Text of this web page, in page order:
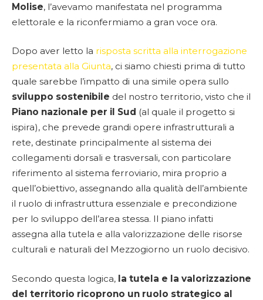
Molise, l’avevamo manifestata nel programma
elettorale e la riconfermiamo a gran voce ora.
Dopo aver letto la risposta scritta alla interrogazione
presentata alla Giunta, ci siamo chiesti prima di tutto
quale sarebbe l’impatto di una simile opera sullo
sviluppo sostenibile del nostro territorio, visto che il
Piano nazionale per il Sud (al quale il progetto si
ispira), che prevede grandi opere infrastrutturali a
rete, destinate principalmente al sistema dei
collegamenti dorsali e trasversali, con particolare
riferimento al sistema ferroviario, mira proprio a
quell’obiettivo, assegnando alla qualità dell’ambiente
il ruolo di infrastruttura essenziale e precondizione
per lo sviluppo dell’area stessa. Il piano infatti
assegna alla tutela e alla valorizzazione delle risorse
culturali e naturali del Mezzogiorno un ruolo decisivo.
Secondo questa logica, la tutela e la valorizzazione
del territorio ricoprono un ruolo strategico al